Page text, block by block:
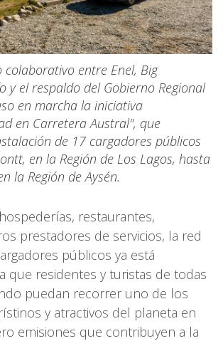
entre Enel, Big
y el respaldo del Gobierno Regional
en marcha la iniciativa
en Carretera Austral", que
de 17 cargadores públicos
en la Región de Los Lagos, hasta
la Región de Aysén.
restaurantes,
prestadores de servicios, la red
públicos ya está
que residentes y turistas de todas
puedan recorrer uno de los
y atractivos del planeta en
emisiones que contribuyen a la